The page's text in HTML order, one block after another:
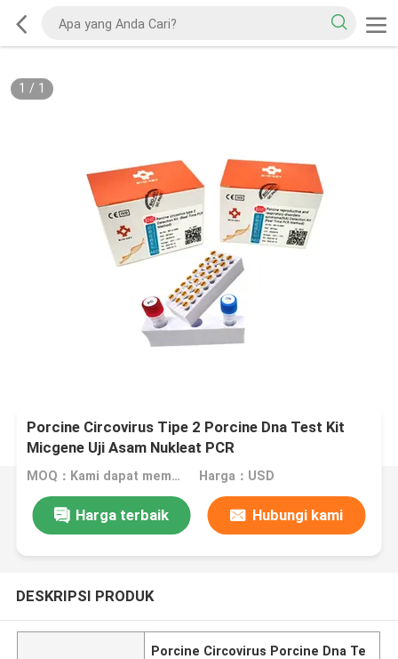
1 / 1
Porcine Circovirus Tipe 2 Porcine Dna Test Kit
Micgene Uji Asam Nukleat PCR
MOQ：Kami dapat memproduksi kit cair dan lyophilized Harga：USD
Harga terbaik Hubungi kami
DESKRIPSI PRODUK
Porcine Circovirus Porcine Dna Te